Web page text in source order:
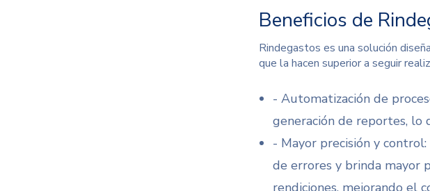
Beneficios de
Rindegastos es una solución
que la hacen superior a seguir
- Automatización de
generación de reportes, lo
- Mayor precisión y
de errores y brinda mayor
rendiciones, mejorando el